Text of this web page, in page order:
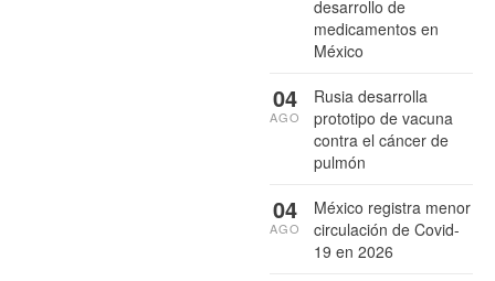
desarrollo de
medicamentos en
México
Rusia desarrolla
prototipo de vacuna
contra el cáncer de
pulmón
04
AGO
México registra menor
circulación de Covid-
19 en 2026
04
AGO